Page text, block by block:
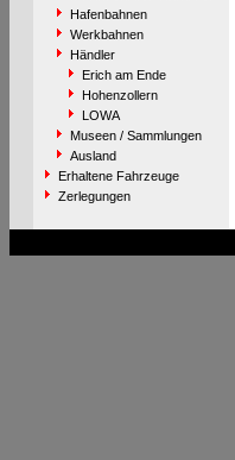
Hafenbahnen
Werkbahnen
Händler
Erich am Ende
Hohenzollern
LOWA
Museen / Sammlungen
Ausland
Erhaltene Fahrzeuge
Zerlegungen